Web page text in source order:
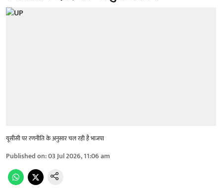
यूसीसी पर रणनीति के अनुसार चल रही है भाजपा
Published on:03 Jul 2026, 11:06 am